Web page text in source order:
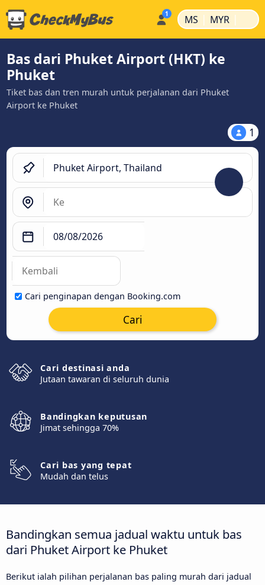
MS | MYR |
Bas dari Phuket Airport (HKT) ke
Phuket
Tiket bas dan tren murah untuk perjalanan dari Phuket
Airport ke Phuket
1
Cari penginapan dengan Booking.com
Cari
Cari destinasi anda
Jutaan tawaran di seluruh dunia
Bandingkan keputusan
Jimat sehingga 70%
Cari bas yang tepat
Mudah dan telus
Bandingkan semua jadual waktu untuk bas
dari Phuket Airport ke Phuket
Berikut ialah pilihan perjalanan bas paling murah dari jadual